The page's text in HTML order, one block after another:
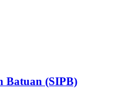
Batuan (SIPB)